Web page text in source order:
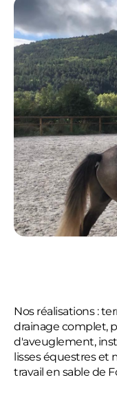
Nos réalisations :
drainage complet,
d'aveuglement,
lisses équestres et
travail en sable de